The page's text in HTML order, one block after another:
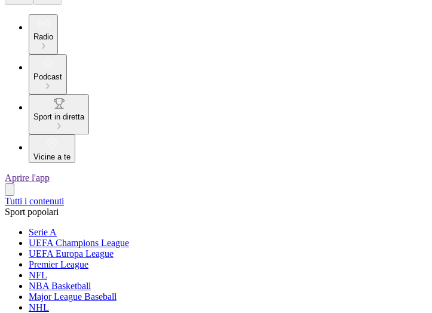
Radio
Podcast
Sport in diretta
Vicine a te
Aprire l'app
Tutti i contenuti
Sport popolari
Serie A
UEFA Champions League
UEFA Europa League
Premier League
NFL
NBA Basketball
Major League Baseball
NHL